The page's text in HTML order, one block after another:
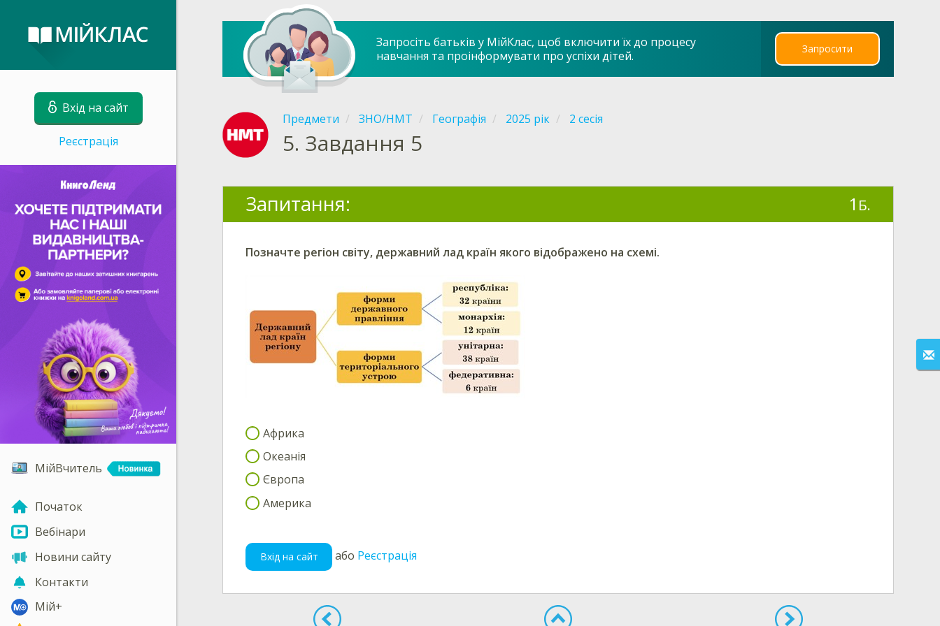
Вхід на сайт
Реєстрація
МійВчитель
Початок
Вебінари
Новини сайту
Контакти
Мій+
Запросіть батьків у МійКлас, щоб включити їх до процесу
навчання та проінформувати про успіхи дітей.
Запросити
Предмети ЗНО/НМТ Географія 2025 рік 2 сесія
5. Завдання 5
Запитання: 1 Б.
Позначте регіон світу, державний лад країн якого відображено на схемі.
Африка
Океанія
Європа
Америка
Вхід на сайт або Реєстрація